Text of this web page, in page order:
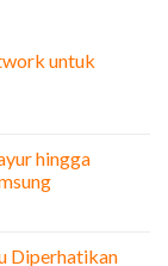
untuk
hingga
Diperhatikan